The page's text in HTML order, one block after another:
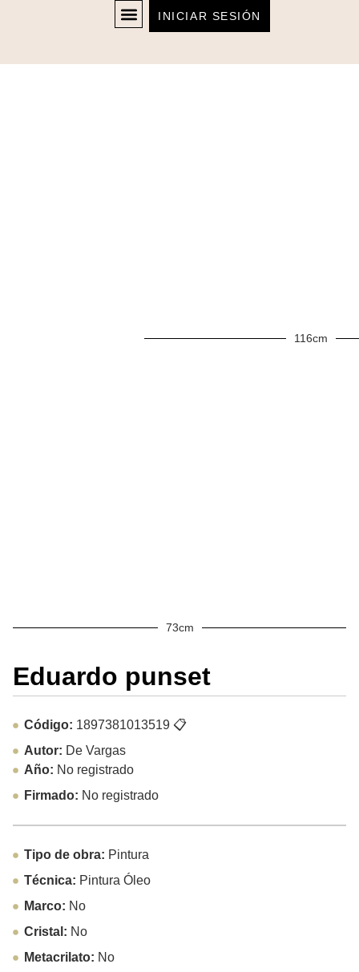
INICIAR SESIÓN
73cm
116cm
Eduardo punset
Código: 1897381013519📋
Autor: De Vargas
Año: No registrado
Firmado: No registrado
Tipo de obra: Pintura
Técnica: Pintura Óleo
Marco: No
Cristal: No
Metacrilato: No